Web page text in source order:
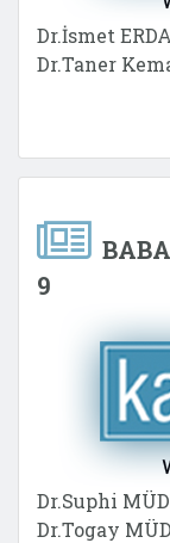
Dr.İsmet
Dr.Taner
9
Dr.Suphi
Dr.Togay